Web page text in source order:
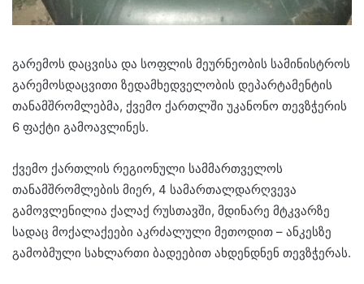
გარემოს დაცვისა და სოფლის მეურნეობის სამინისტროს
გარემოსდაცვითი ზედამხედველობის დეპარტამენტის
თანამშრომლებმა, ქვემო ქართლში უკანონო თევზჭერის
6 ფაქტი გამოავლინეს.
ქვემო ქართლის რეგიონული სამმართველოს
თანამშრომლების მიერ, 4 სამართალდარღვევა
გამოვლენილია ქალაქ რუსთავში, მდინარე მტკვარზე
სადაც მოქალაქეები აკრძალული მეთოდით – ანკესზე
გამობმული სახლართი ბადეებით ახდენდნენ თევზჭერას.